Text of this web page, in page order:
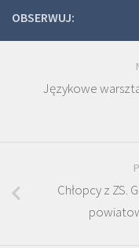
OBSERWUJ:
Językowe
Chłopcy z ZS.